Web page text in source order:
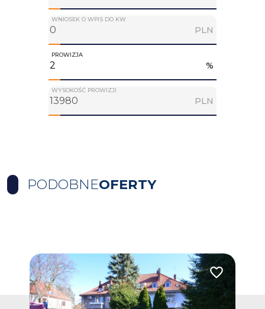
WNIOSEK O WPIS DO KW
PLN
PROWIZJA
%
WYSOKOŚĆ PROWIZJI
PLN
PODOBNEOFERTY
Dodaj do ulubionych Dodaj do